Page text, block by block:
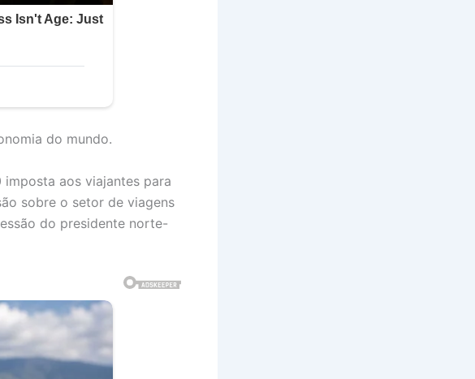
do mundo.
aos viajantes para
sobre o setor de viagens
do presidente norte-